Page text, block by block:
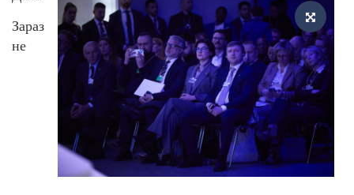
Зараз
не